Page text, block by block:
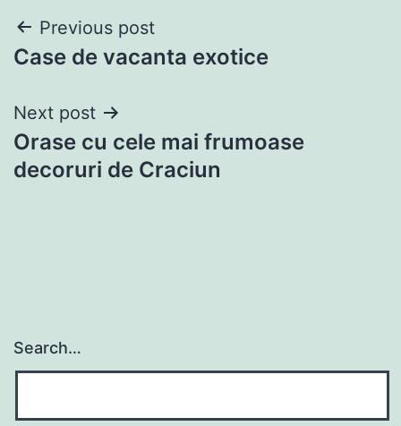
Post
navigation
Previous post
Case de vacanta exotice
Next post
Orase cu cele mai frumoase
decoruri de Craciun
Search…